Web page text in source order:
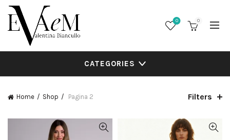
0 0
CATEGORIES
Home Shop Pagina 2 Filters